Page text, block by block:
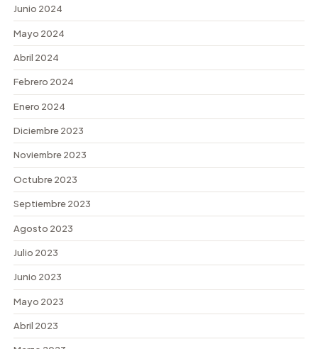
Junio 2024
Mayo 2024
Abril 2024
Febrero 2024
Enero 2024
Diciembre 2023
Noviembre 2023
Octubre 2023
Septiembre 2023
Agosto 2023
Julio 2023
Junio 2023
Mayo 2023
Abril 2023